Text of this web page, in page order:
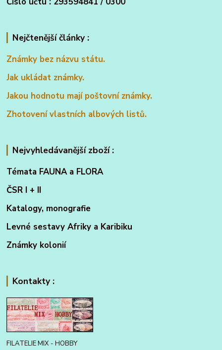
Nejčtenější články :
Známky bez názvu státu.
Jak ukládat známky.
Jakou hodnotu mají poštovní známky.
Zhotovení vlastních albových listů.
Nejvyhledávanější zboží :
Témata FAUNA a FLORA
ČSR I + II
Katalogy, monografie
Levné sestavy Afriky a Karibiku
Známky kolonií
Kontakty :
FILATELIE MIX - HOBBY